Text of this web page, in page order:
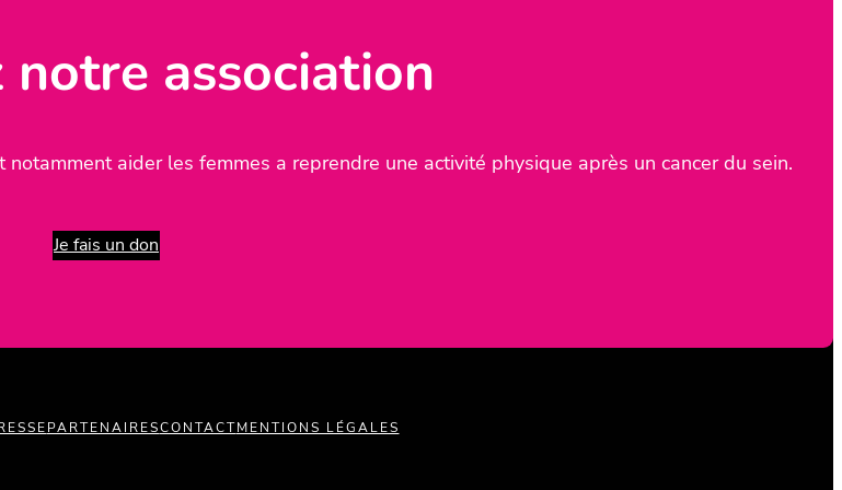
notre association
aider les femmes a reprendre une activité physique après un cancer du sein.
Je fais un don
PARTENAIRESCONTACTMENTIONS LÉGALES